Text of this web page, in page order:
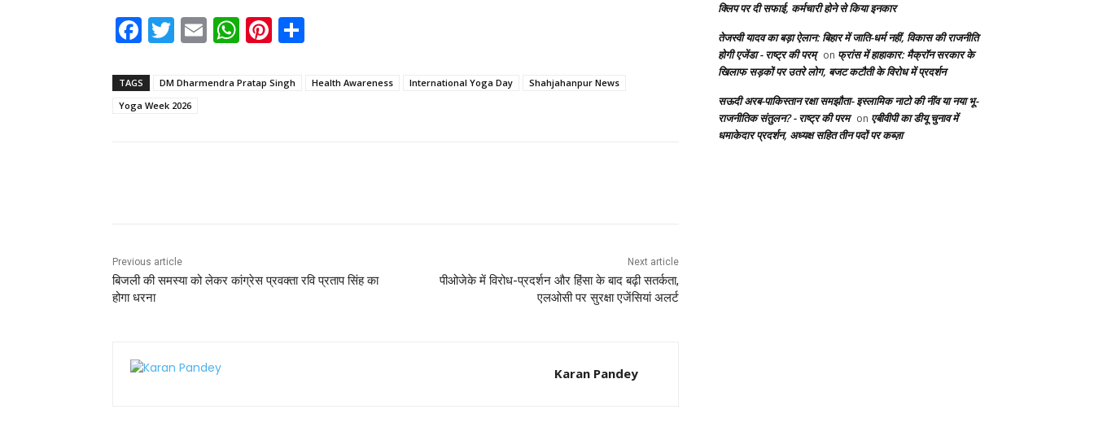
F
a
c
e
T
w
itt
er
E
m
ai
W
h
a
Pi
nt
er ar
TAGS DM Dharmendra Pratap Singh Health Awareness International Yoga Day
Shahjahanpur News
Yoga Week 2026
Previous article
बिजली की समस्या को लेकर कांग्रेस प्रवक्ता रवि प्रताप सिंह का
होगा धरना
Next article
पीओजेके में विरोध-प्रदर्शन और हिंसा के बाद बढ़ी सतर्कता,
एलओसी पर सुरक्षा एजेंसियां अलर्ट
Karan Pandey
क्लिप पर दी सफाई, कर्मचारी होने से किया इनकार
तेजस्वी यादव का बड़ा ऐलान: बिहार में जाति-धर्म नहीं, विकास की राजनीति
होगी एजेंडा - राष्ट्र की परम् on फ्रांस में हाहाकार: मैक्रॉन सरकार के
खिलाफ सड़कों पर उतरे लोग, बजट कटौती के विरोध में प्रदर्शन
सऊदी अरब-पाकिस्तान रक्षा समझौता- इस्लामिक नाटो की नींव या नया भू-
राजनीतिक संतुलन? - राष्ट्र की परम on एबीवीपी का डीयू चुनाव में
धमाकेदार प्रदर्शन, अध्यक्ष सहित तीन पदों पर कब्ज़ा